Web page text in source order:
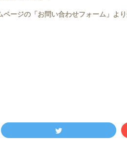
ージの「お問い合わせフォーム」よ